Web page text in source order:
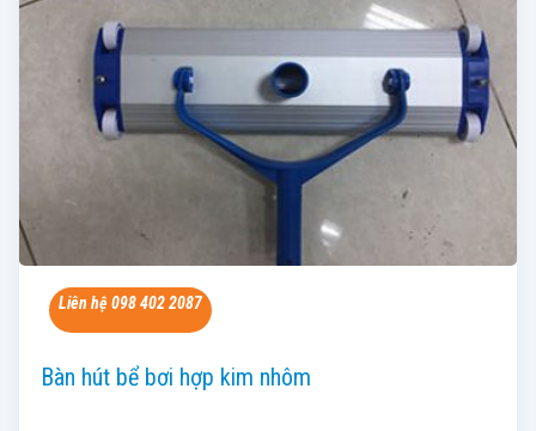
Liên hệ 098 402 2087
Bàn hút bể bơi hợp kim nhôm